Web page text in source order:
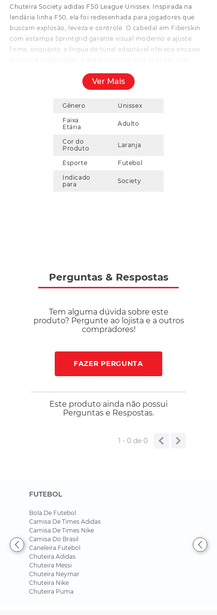
Chuteira Society adidas F50 League Unissex. Inspirada na
lendária linha F50, ela foi redesenhada para jogadores que
buscam explosão, leveza e controle. O cabedal em Fiberskin
com estampa Sprintgrid garante visual moderno e ajuste
firme, enquanto a língua de túnel adaptável oferece encaixe
absorvendo o impacto de cada passada. Já o solado de
borracha sulcado entrega excelente tração e estabilidade em
campos de grama sintética, permitindo mudanças rápidas de
desempenho pensado para velocidade, a adidas F50 League é
Ver Mais
Gênero
Unissex
Faixa
Etária
Adulto
Cor do
Produto
Laranja
Esporte
Futebol
Indicado
para
Society
Perguntas & Respostas
Tem alguma dúvida sobre este
produto? Pergunte ao lojista e a outros
compradores!
FAZER PERGUNTA
Este produto ainda não possui
Perguntas e Respostas.
1 - 0de 0
FUTEBOL
Bola De Futebol
Camisa De Times Adidas
Camisa De Times Nike
Camisa Do Brasil
Caneleira Futebol
Chuteira Adidas
Chuteira Messi
Chuteira Neymar
Chuteira Nike
Chuteira Puma